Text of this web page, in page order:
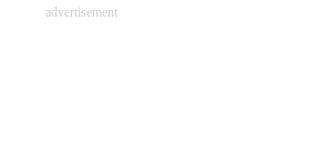
advertisement